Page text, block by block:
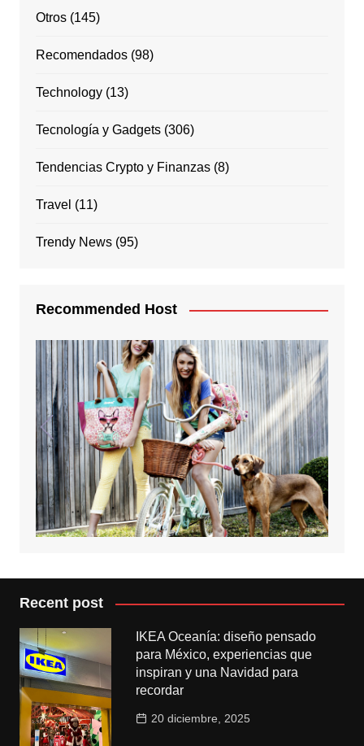
Otros(145)
Recomendados(98)
Technology(13)
Tecnología y Gadgets(306)
Tendencias Crypto y Finanzas(8)
Travel (11)
Trendy News(95)
Recommended Host
Recent post
IKEA Oceanía: diseño pensado
para México, experiencias que
inspiran y una Navidad para
recordar
20 diciembre, 2025